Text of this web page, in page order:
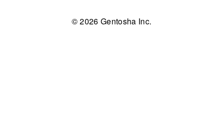
© 2026 Gentosha Inc.